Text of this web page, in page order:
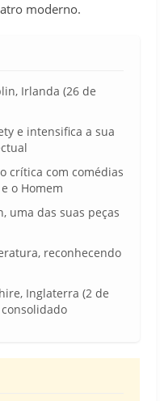
moderno.
Irlanda (26 de
e intensifica a sua
crítica com comédias
o Homem
uma das suas peças
reconhecendo
Inglaterra (2 de